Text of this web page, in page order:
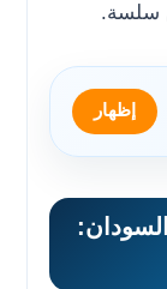
سلسة.
إظهار